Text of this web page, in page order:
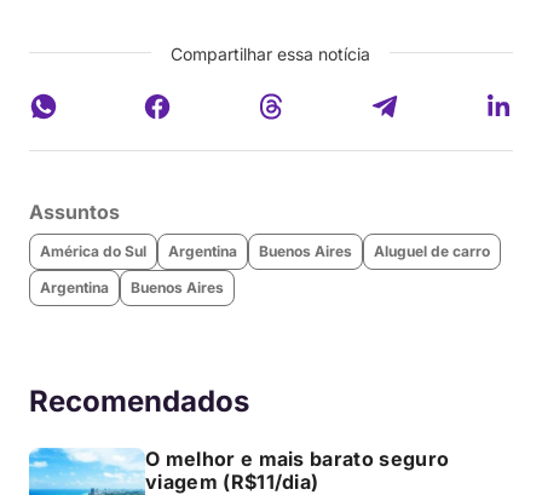
Compartilhar essa notícia
Assuntos
América do Sul Argentina Buenos Aires
Aluguel de carro
Argentina
Buenos Aires
Recomendados
O melhor e mais barato seguro
viagem (R$11/dia)